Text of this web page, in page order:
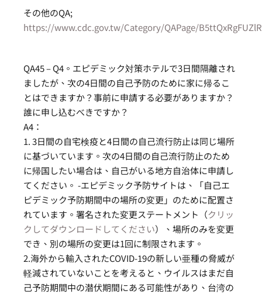
その他のQA;
https://www.cdc.gov.tw/Category/QAPage/
QA45 – Q4。エピデミック対策ホテルで3日間隔離され
ましたが、次の4日間の自己予防のために家に帰るこ
とはできますか？事前に申請する必要がありますか？
誰に申し込むべきですか？
A4：
1. 3日間の自宅検疫と4日間の自己流行防止は同じ場所
に基づいています。次の4日間の自己流行防止のため
に帰国したい場合は、自己がいる地方自治体に申請し
てください。 -エピデミック予防サイトは、「自己エ
ピデミック予防期間中の場所の変更」のために配置さ
れています。署名された変更ステートメント（クリッ
クしてダウンロードしてください）、場所のみを変更
でき、別の場所の変更は1回に制限されます。
2.海外から輸入されたCOVID-19の新しい亜種の脅威が
軽減されていないことを考えると、ウイルスはまだ自
己予防期間中の潜伏期間にある可能性があり、台湾の